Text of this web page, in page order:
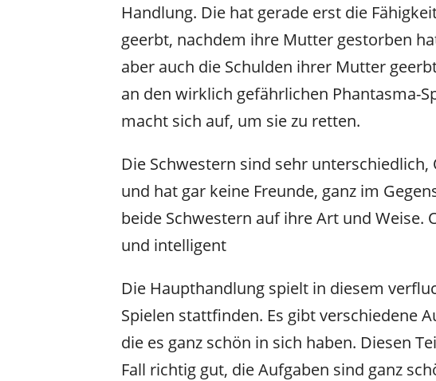
Handlung. Die hat gerade erst die
geerbt, nachdem ihre Mutter gestorben
aber auch die Schulden ihrer Mutter
an den wirklich gefährlichen Phantasma-
macht sich auf, um sie zu retten.
Die Schwestern sind sehr
und hat gar keine Freunde, ganz im
beide Schwestern auf ihre Art und Weise.
und intelligent
Die Haupthandlung spielt in diesem
Spielen stattfinden. Es gibt verschiedene
die es ganz schön in sich haben. Diesen
Fall richtig gut, die Aufgaben sind ganz